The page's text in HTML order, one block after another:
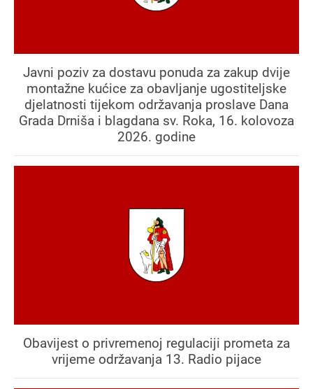
Javni poziv za dostavu ponuda za zakup dvije
montažne kućice za obavljanje ugostiteljske
djelatnosti tijekom održavanja proslave Dana
Grada Drniša i blagdana sv. Roka, 16. kolovoza
2026. godine
Obavijest o privremenoj regulaciji prometa za
vrijeme održavanja 13. Radio pijace